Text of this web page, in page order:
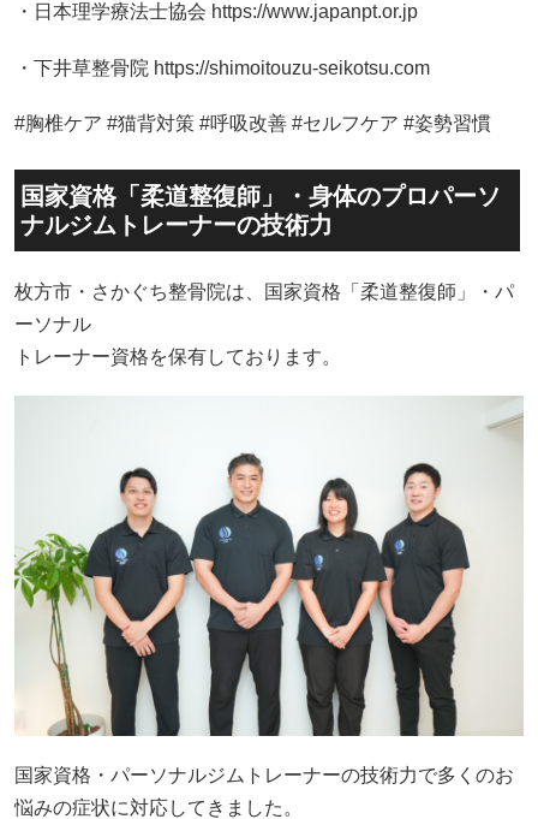
・日本理学療法士協会 https://www.japanpt.or.jp
・下井草整骨院 https://shimoitouzu-seikotsu.com
#胸椎ケア #猫背対策 #呼吸改善 #セルフケア #姿勢習慣
国家資格「柔道整復師」・身体のプロパーソ
ナルジムトレーナーの技術力
枚方市・さかぐち整骨院は、国家資格「柔道整復師」・パ
ーソナル
トレーナー資格を保有しております。
国家資格・パーソナルジムトレーナーの技術力で多くのお
悩みの症状に対応してきました。